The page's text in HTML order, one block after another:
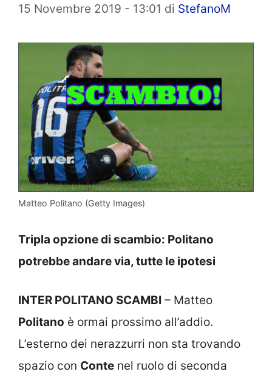
15 Novembre 2019 - 13:01 di StefanoM
Matteo Politano (Getty Images)
Tripla opzione di scambio: Politano
potrebbe andare via, tutte le ipotesi
INTER POLITANO SCAMBI – Matteo
Politano è ormai prossimo all’addio.
L’esterno dei nerazzurri non sta trovando
spazio con Conte nel ruolo di seconda